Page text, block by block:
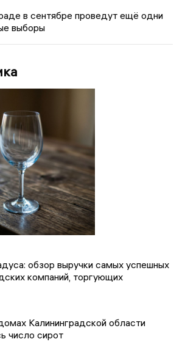
в сентябре проведут ещё одни
выборы
обзор выручки самых успешных
компаний, торгующих
Калининградской области
число сирот